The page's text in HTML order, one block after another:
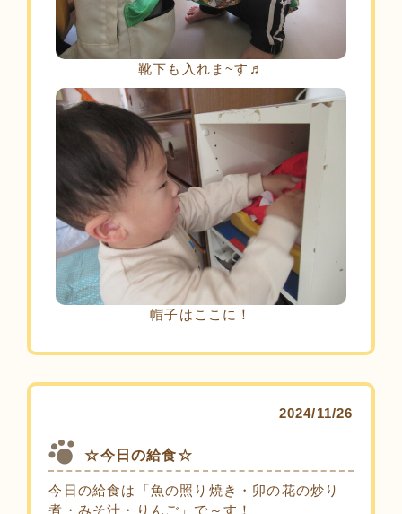
靴下も入れま~す♬
帽子はここに！
2024/11/26
☆今日の給食☆
今日の給食は「魚の照り焼き・卯の花の炒り
煮・みそ汁・りんご」で～す！